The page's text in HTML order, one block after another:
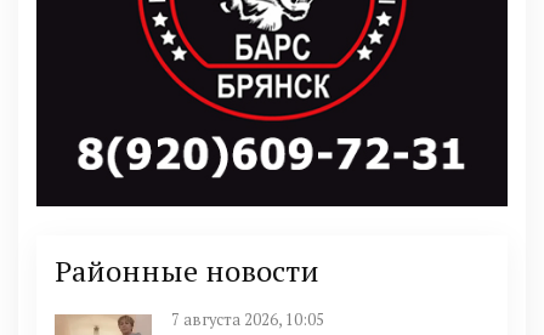
Районные новости
7 августа 2026, 10:05